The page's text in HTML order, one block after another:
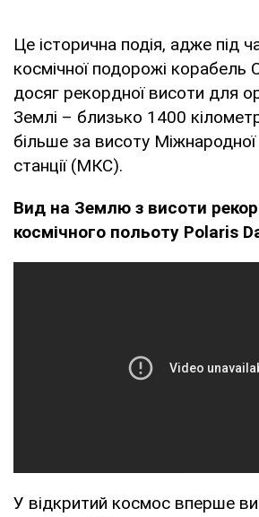
Це історична подія, адже під
космічної подорожі корабель
досяг рекордної висоти для
Землі – близько 1400
більше за висоту Міжнародної
станції (МКС).
Вид на Землю з висоти
космічного польоту Polaris
У відкритий космос вперше